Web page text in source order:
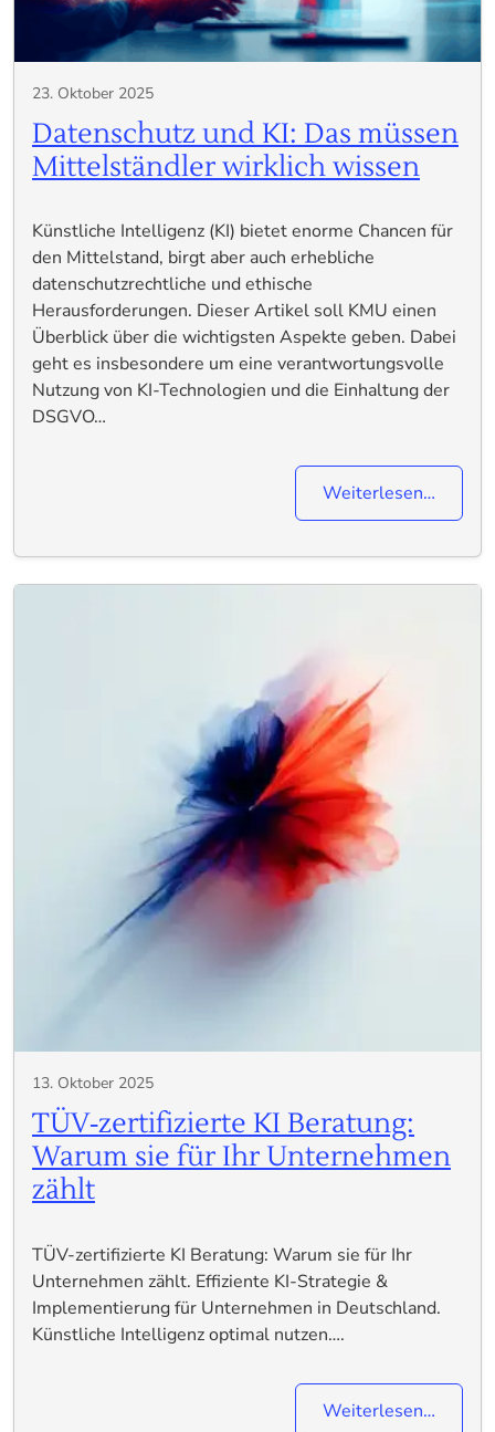
23. Oktober 2025
Datenschutz und KI: Das müssen
Mittelständler wirklich wissen
Künstliche Intelligenz (KI) bietet enorme Chancen für
den Mittelstand, birgt aber auch erhebliche
datenschutzrechtliche und ethische
Herausforderungen. Dieser Artikel soll KMU einen
Überblick über die wichtigsten Aspekte geben. Dabei
geht es insbesondere um eine verantwortungsvolle
Nutzung von KI-Technologien und die Einhaltung der
DSGVO…
Weiterlesen…
13. Oktober 2025
TÜV‑zertifizierte KI Beratung:
Warum sie für Ihr Unternehmen
zählt
TÜV-zertifizierte KI Beratung: Warum sie für Ihr
Unternehmen zählt. Effiziente KI-Strategie &
Implementierung für Unternehmen in Deutschland.
Künstliche Intelligenz optimal nutzen….
Weiterlesen…